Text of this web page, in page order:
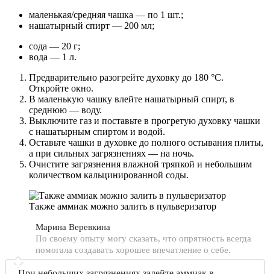
маленькая/средняя чашка — по 1 шт.;
нашатырный спирт — 200 мл;
сода — 20 г;
вода — 1 л.
Предварительно разогрейте духовку до 180 °C.
Откройте окно.
В маленькую чашку влейте нашатырный спирт, в
среднюю — воду.
Выключите газ и поставьте в прогретую духовку чашки
с нашатырным спиртом и водой.
Оставьте чашки в духовке до полного остывания плиты,
а при сильных загрязнениях — на ночь.
Очистите загрязнения влажной тряпкой и небольшим
количеством кальцинированной соды.
Также аммиак можно залить в пульверизатор
Марина Веревкина
По своему опыту могу сказать, что опрятность всегда
помогала создавать хорошее впечатление о себе.